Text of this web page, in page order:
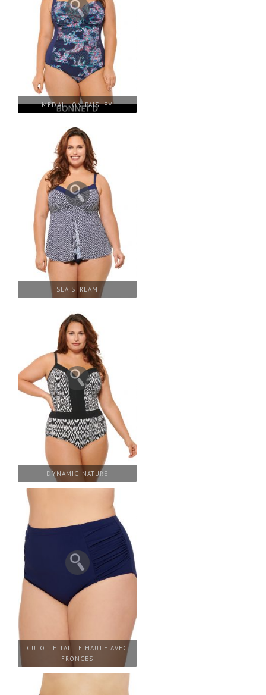
MEDAILLON PAISLEY
SEA STREAM
DYNAMIC NATURE
CULOTTE TAILLE HAUTE AVEC
FRONCES